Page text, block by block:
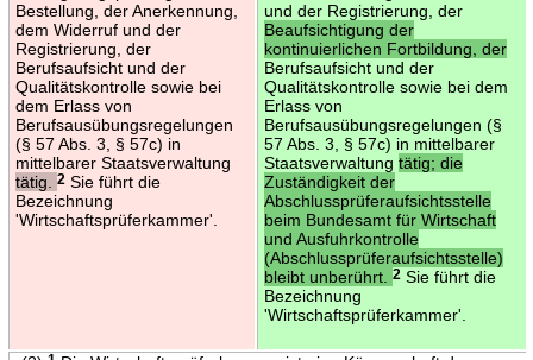
Bestellung, der Anerkennung,
dem Widerruf und der
Registrierung, der
Berufsaufsicht und der
Qualitätskontrolle sowie bei
dem Erlass von
Berufsausübungsregelungen
(§ 57 Abs. 3, § 57c) in
mittelbarer Staatsverwaltung
tätig.
2Sie führt die
Bezeichnung
'Wirtschaftsprüferkammer'.
und der Registrierung, der
Beaufsichtigung der
kontinuierlichen Fortbildung, der
Berufsaufsicht und der
Qualitätskontrolle sowie bei dem
Erlass von
Berufsausübungsregelungen (§
57 Abs. 3, § 57c) in mittelbarer
Staatsverwaltung tätig; die
Zuständigkeit der
Abschlussprüferaufsichtsstelle
beim Bundesamt für Wirtschaft
und Ausfuhrkontrolle
(Abschlussprüferaufsichtsstelle)
bleibt unberührt.
2Sie führt die
Bezeichnung
'Wirtschaftsprüferkammer'.